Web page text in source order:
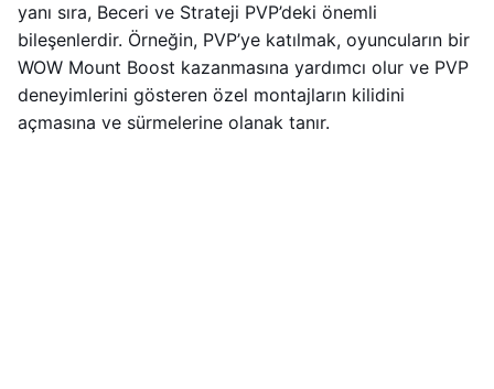
yanı sıra, Beceri ve Strateji PVP’deki önemli
bileşenlerdir. Örneğin, PVP’ye katılmak, oyuncuların bir
WOW Mount Boost kazanmasına yardımcı olur ve PVP
deneyimlerini gösteren özel montajların kilidini
açmasına ve sürmelerine olanak tanır.